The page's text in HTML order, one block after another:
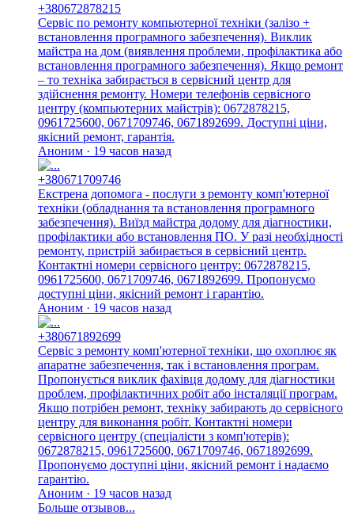
+380672878215
Сервіс по ремонту компьютерної техніки (залізо +
встановлення програмного забезпечення). Виклик
майстра на дом (виявлення проблеми, профілактика або
встановлення програмного забезпечення). Якщо ремонт
– то техніка забирається в сервісний центр для
здійснення ремонту. Номери телефонів сервісного
центру (компьютерних майстрів): 0672878215,
0961725600, 0671709746, 0671892699. Доступні ціни,
якісний ремонт, гарантія.
Аноним · 19 часов назад
+380671709746
Екстрена допомога - послуги з ремонту комп'ютерної
техніки (обладнання та встановлення програмного
забезпечення). Виїзд майстра додому для діагностики,
профілактики або встановлення ПО. У разі необхідності
ремонту, пристрій забирається в сервісний центр.
Контактні номери сервісного центру: 0672878215,
0961725600, 0671709746, 0671892699. Пропонуємо
доступні ціни, якісний ремонт і гарантію.
Аноним · 19 часов назад
+380671892699
Сервіс з ремонту комп'ютерної техніки, що охоплює як
апаратне забезпечення, так і встановлення програм.
Пропонується виклик фахівця додому для діагностики
проблем, профілактичних робіт або інсталяції програм.
Якщо потрібен ремонт, техніку забирають до сервісного
центру для виконання робіт. Контактні номери
сервісного центру (спеціалісти з комп'ютерів):
0672878215, 0961725600, 0671709746, 0671892699.
Пропонуємо доступні ціни, якісний ремонт і надаємо
гарантію.
Аноним · 19 часов назад
Больше отзывов...